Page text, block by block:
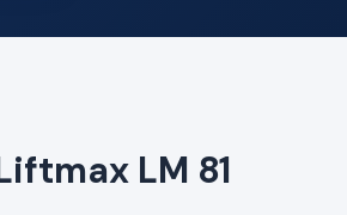
LM 81